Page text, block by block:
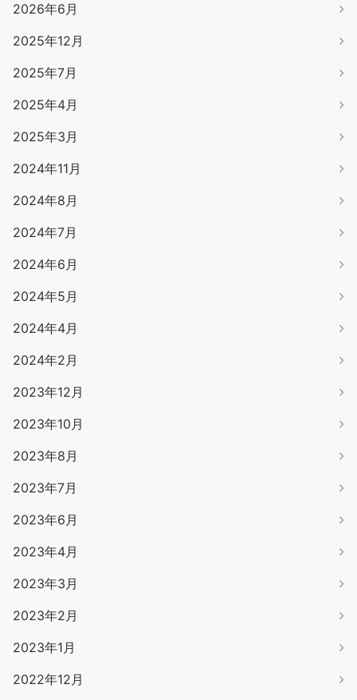
2026年6月
2025年12月
2025年7月
2025年4月
2025年3月
2024年11月
2024年8月
2024年7月
2024年6月
2024年5月
2024年4月
2024年2月
2023年12月
2023年10月
2023年8月
2023年7月
2023年6月
2023年4月
2023年3月
2023年2月
2023年1月
2022年12月